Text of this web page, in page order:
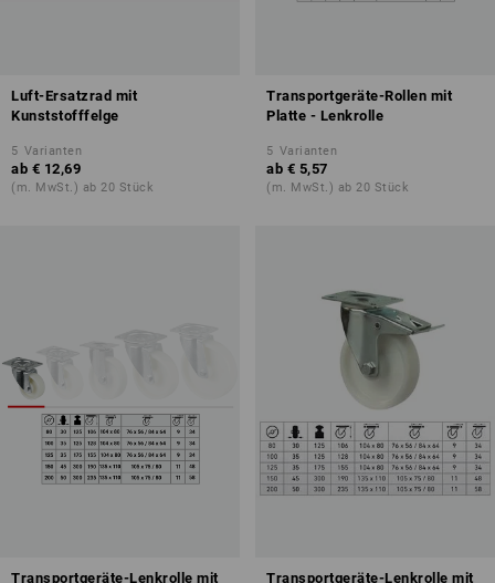
Luft-Ersatzrad mit
Kunststofffelge
5 Varianten
ab € 12,69
(m. MwSt.) ab 20 Stück
Transportgeräte-Rollen mit
Platte - Lenkrolle
5 Varianten
ab € 5,57
(m. MwSt.) ab 20 Stück
Transportgeräte-Lenkrolle mit Transportgeräte-Lenkrolle mit